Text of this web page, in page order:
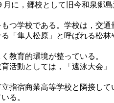
，郷校として旧今和泉郷島
つ学校である。学校は，交通
「隼人松原」と呼ばれる松林
教育的環境が整っている。
動としては，「遠泳大会」
指宿商業高等学校と隣接して
る。